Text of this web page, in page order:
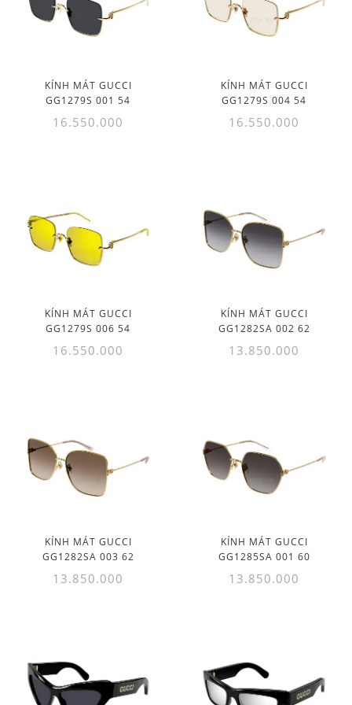
KÍNH MÁT GUCCI
GG1279S 001 54
16.550.000
KÍNH MÁT GUCCI
GG1279S 004 54
16.550.000
KÍNH MÁT GUCCI
GG1279S 006 54
16.550.000
KÍNH MÁT GUCCI
GG1282SA 002 62
13.850.000
KÍNH MÁT GUCCI
GG1282SA 003 62
13.850.000
KÍNH MÁT GUCCI
GG1285SA 001 60
13.850.000